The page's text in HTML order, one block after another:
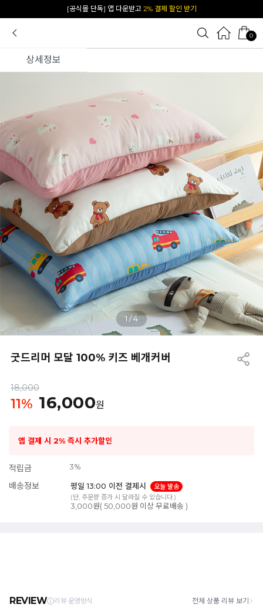
카카오 플친 추가하면1천원 즉시 할인 쿠폰
0
상세정보
1 /4
굿드리머 모달 100% 키즈 베개커버
18,000
11% 16,000원
앱 결제 시 2% 즉시 추가할인
적립금 3%
배송정보 평일 13:00 이전 결제시
오늘 발송
(단, 주문량 증가 시 달라질 수 있습니다.)
3,000원( 50,000원 이상 무료배송 )